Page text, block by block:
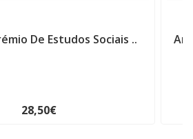
De Estudos Sociais ..
28,50€